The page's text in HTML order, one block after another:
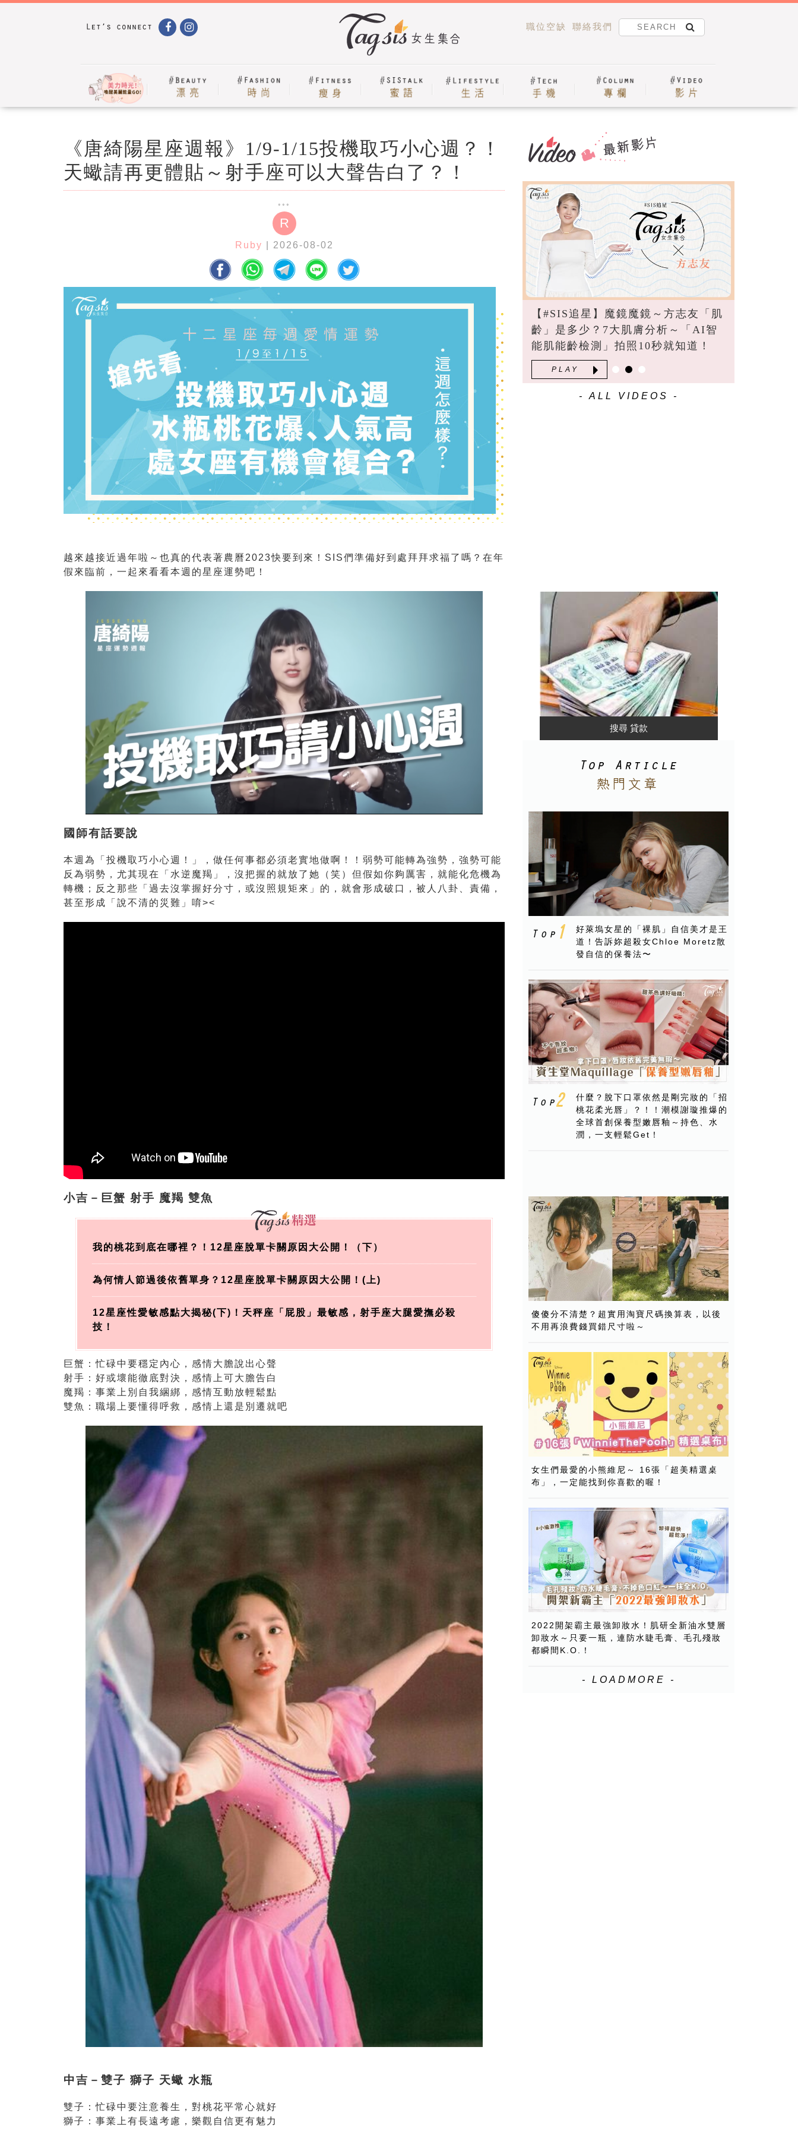
職位空缺 聯絡我們
《唐綺陽星座週報》1/9-1/15投機取巧小心週？！
天蠍請再更體貼～射手座可以大聲告白了？！
R
Ruby | 2026-08-02
越來越接近過年啦～也真的代表著農曆2023快要到來！SIS們準備好到處拜拜求福了嗎？在年
假來臨前，一起來看看本週的星座運勢吧！
國師有話要說
本週為「投機取巧小心週！」，做任何事都必須老實地做啊！！弱勢可能轉為強勢，強勢可能
反為弱勢，尤其現在「水逆魔羯」，沒把握的就放了她（笑）但假如你夠厲害，就能化危機為
轉機；反之那些「過去沒掌握好分寸，或沒照規矩來」的，就會形成破口，被人八卦、責備，
甚至形成「說不清的災難」唷><
小吉－巨蟹 射手 魔羯 雙魚
我的桃花到底在哪裡？！12星座脫單卡關原因大公開！（下）
為何情人節過後依舊單身？12星座脫單卡關原因大公開！(上)
12星座性愛敏感點大揭秘(下)！天秤座「屁股」最敏感，射手座大腿愛撫必殺
技！
巨蟹：忙碌中要穩定內心，感情大膽說出心聲
射手：好或壞能徹底對決，感情上可大膽告白
魔羯：事業上別自我綑綁，感情互動放輕鬆點
雙魚：職場上要懂得呼救，感情上還是別遷就吧
中吉－雙子 獅子 天蠍 水瓶
雙子：忙碌中要注意養生，對桃花平常心就好
獅子：事業上有長遠考慮，樂觀自信更有魅力
【#SIS追星】魔鏡魔鏡～方志友「肌
齡」是多少？7大肌膚分析～「AI智
能肌能齡檢測」拍照10秒就知道！
PLAY
- ALL VIDEOS -
好萊塢女星的「裸肌」自信美才是王
道！告訴妳超殺女Chloe Moretz散
發自信的保養法〜
什麼？脫下口罩依然是剛完妝的「招
桃花柔光唇」？！！潮模謝璇推爆的
全球首創保養型嫩唇釉～持色、水
潤，一支輕鬆Get！
傻傻分不清楚？超實用淘寶尺碼換算表，以後
不用再浪費錢買錯尺寸啦～
女生們最愛的小熊維尼～ 16張「超美精選桌
布」，一定能找到你喜歡的喔！
2022開架霸主最強卸妝水！肌研全新油水雙層
卸妝水～只要一瓶，連防水睫毛膏、毛孔殘妝
都瞬間K.O.！
- LOADMORE -